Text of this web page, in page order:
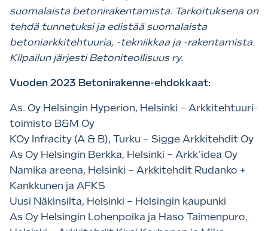
suomalaista betonirakentamista. Tarkoituksena on
tehdä tunnetuksi ja edistää suomalaista
betoniarkkitehtuuria, -tekniikkaa ja -rakentamista.
Kilpailun järjesti Betoniteollisuus ry.
Vuoden 2023 Betonirakenne-ehdokkaat:
As. Oy Helsingin Hyperion, Helsinki – Arkkitehtuuri-
toimisto B&M Oy
KOy Infracity (A & B), Turku – Sigge Arkkitehdit Oy
As Oy Helsingin Berkka, Helsinki – Arkk´idea Oy
Namika areena, Helsinki – Arkkitehdit Rudanko +
Kankkunen ja AFKS
Uusi Näkinsilta, Helsinki – Helsingin kaupunki
As Oy Helsingin Lohenpoika ja Haso Taimenpuro,